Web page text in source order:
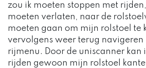
zou ik moeten stoppen met
moeten verlaten, naar de
moeten gaan om mijn rolstoel te
vervolgens weer terug navigeren
rijmenu. Door de uniscanner kan
rijden gewoon mijn rolstoel